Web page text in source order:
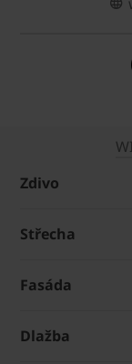
Zdivo
Střecha
Fasáda
Dlažba